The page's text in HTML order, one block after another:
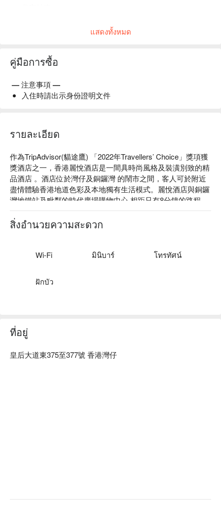
แสดงทั้งหมด
คู่มือการซื้อ
— 注意事項 —
入住時請出示身份證明文件
รายละเอียด
作為TripAdvisor(貓途鷹) 「2022年Travellers’ Choice」獎項獲
獎酒店之一，香港麗悅酒店是一間具時尚風格及裝潢別致的精
品酒店 。酒店位於灣仔及銅鑼灣 的鬧市之間，客人可於附近
盡情體驗香港地道色彩及本地獨有生活模式。麗悅酒店與銅鑼
灣地鐵站及毗鄰的時代廣場購物中心 相距只有8分鐘的路程，
乘搭計程車由酒店出發到銅鑼灣市中心或 香港會議展覽中心
均只需10分鐘車程。
สิ่งอำนวยความสะดวก
Wi-Fi มินิบาร์ โทรทัศน์
ฝักบัว
ที่อยู่
皇后大道東375至377號 香港灣仔